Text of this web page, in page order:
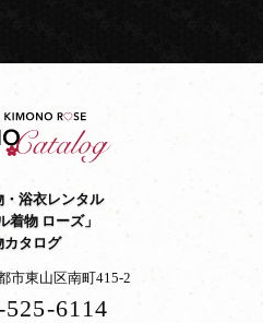
・浴衣レンタル
着物 ローズ」
カタログ
市東山区南町415-2
525-6114